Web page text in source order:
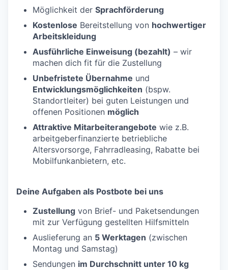
Möglichkeit der Sprachförderung
Kostenlose Bereitstellung von hochwertiger
Arbeitskleidung
Ausführliche Einweisung (bezahlt) – wir
machen dich fit für die Zustellung
Unbefristete Übernahme und
Entwicklungsmöglichkeiten (bspw.
Standortleiter) bei guten Leistungen und
offenen Positionen möglich
Attraktive Mitarbeiterangebote wie z.B.
arbeitgeberfinanzierte betriebliche
Altersvorsorge, Fahrradleasing, Rabatte bei
Mobilfunkanbietern, etc.
Deine Aufgaben als Postbote bei uns
Zustellung von Brief- und Paketsendungen
mit zur Verfügung gestellten Hilfsmitteln
Auslieferung an 5 Werktagen (zwischen
Montag und Samstag)
Sendungen im Durchschnitt unter 10 kg